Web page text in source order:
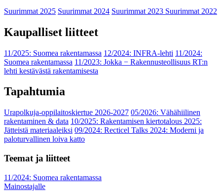
Suurimmat 2025 Suurimmat 2024 Suurimmat 2023 Suurimmat 2022
Kaupalliset liitteet
11/2025: Suomea rakentamassa 12/2024: INFRA-lehti 11/2024:
Suomea rakentamassa 11/2023: Jokka − Rakennusteollisuus RT:n
lehti kestävästä rakentamisesta
Tapahtumia
Urapolkuja-oppilaitoskiertue 2026-2027 05/2026: Vähähiilinen
rakentaminen & data 10/2025: Rakentamisen kiertotalous 2025:
Jätteistä materiaaleiksi 09/2024: Recticel Talks 2024: Moderni ja
paloturvallinen loiva katto
Teemat ja liitteet
11/2024: Suomea rakentamassa
Mainostajalle